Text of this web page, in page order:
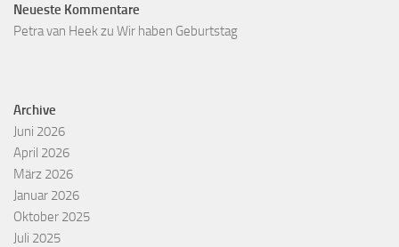
Neueste Kommentare
Petra van Heekzu Wir haben Geburtstag
Archive
Juni 2026
April 2026
März 2026
Januar 2026
Oktober 2025
Juli 2025